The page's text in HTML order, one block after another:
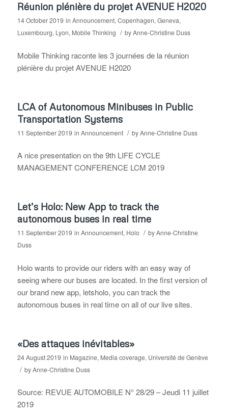
Réunion plénière du projet AVENUE H2020
14 October 2019 in Announcement, Copenhagen, Geneva,
Luxembourg, Lyon, Mobile Thinking / byAnne-Christine Duss
Mobile Thinking raconte les 3 journées de la réunion
plénière du projet AVENUE H2020
LCA of Autonomous Minibuses in Public
Transportation Systems
11 September 2019 in Announcement / byAnne-Christine Duss
A nice presentation on the 9th LIFE CYCLE
MANAGEMENT CONFERENCE LCM 2019
Let’s Holo: New App to track the
autonomous buses in real time
11 September 2019 in Announcement, Holo / byAnne-Christine
Duss
Holo wants to provide our riders with an easy way of
seeing where our buses are located. In the first version of
our brand new app, letsholo, you can track the
autonomous buses in real time on all of our live sites.
«Des attaques inévitables»
24 August 2019 in Magazine, Media coverage, Université de Genève
/ byAnne-Christine Duss
Source: REVUE AUTOMOBILE N° 28/29 – Jeudi 11 juillet
2019